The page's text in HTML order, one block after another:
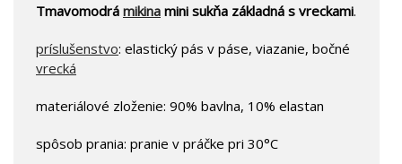
Tmavomodrá mikina mini sukňa základná s vreckami.
príslušenstvo: elastický pás v páse, viazanie, bočné
vrecká
materiálové zloženie: 90% bavlna, 10% elastan
spôsob prania: pranie v práčke pri 30°C